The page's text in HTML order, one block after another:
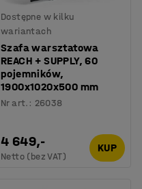
Dostępne w kilku
wariantach
Szafa warsztatowa
REACH + SUPPLY, 60
pojemników,
1900x1020x500 mm
Nr art. : 26038
4 649,-
Netto (bez VAT)
KUP